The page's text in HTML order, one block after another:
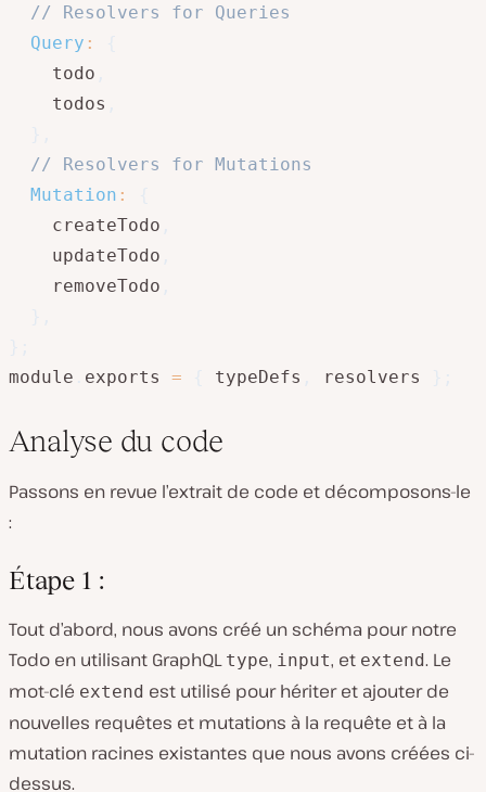
// Resolvers for Queries
Query :
    todo
    todos
// Resolvers for Mutations
Mutation :
    createTodo
    updateTodo
    removeTodo
module
exports = typeDefs resolvers
Analyse du code
Passons en revue l’extrait de code et décomposons-le
:
Étape 1 :
Tout d’abord, nous avons créé un schéma pour notre
Todo en utilisant GraphQL type, input, et extend. Le
mot-clé extend est utilisé pour hériter et ajouter de
nouvelles requêtes et mutations à la requête et à la
mutation racines existantes que nous avons créées ci-
dessus.